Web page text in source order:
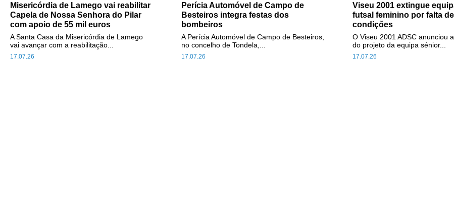
Misericórdia de Lamego vai reabilitar
Capela de Nossa Senhora do Pilar
com apoio de 55 mil euros
17.07.26
A Santa Casa da Misericórdia de Lamego
vai avançar com a reabilitação...
Perícia Automóvel de Campo de
Besteiros integra festas dos
bombeiros
17.07.26
A Perícia Automóvel de Campo de Besteiros,
no concelho de Tondela,...
Viseu 2001 extingue
futsal feminino por falta de
condições
17.07.26
O Viseu 2001 ADSC anunciou
do projeto da equipa sénior...